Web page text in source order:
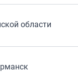
области